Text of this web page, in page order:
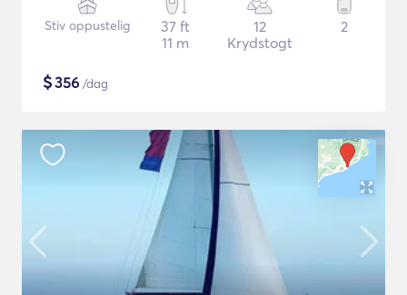
Stiv oppustelig
37 ft
11 m
12
Krydstogt
2
$356 /dag